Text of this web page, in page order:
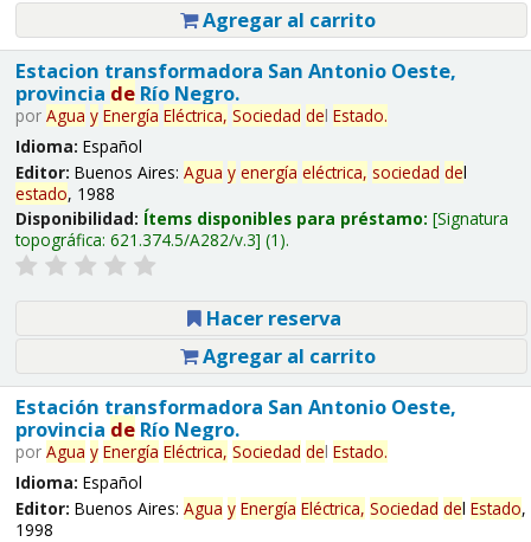
Agregar al carrito
Estacion transformadora San Antonio Oeste,
provincia deRío Negro.
por Agua y Energía Eléctrica, Sociedad del Estado.
Idioma: Español
Editor: Buenos Aires: Agua y energía eléctrica, sociedad del
estado, 1988
Disponibilidad: Ítems disponibles para préstamo: Signatura
topográfica: 621.374.5/A282/v.3 (1).
Hacer reserva
Agregar al carrito
Estación transformadora San Antonio Oeste,
provincia deRío Negro.
por Agua y Energía Eléctrica, Sociedad del Estado.
Idioma: Español
Editor: Buenos Aires: Agua y Energía Eléctrica, Sociedad del Estado,
1998